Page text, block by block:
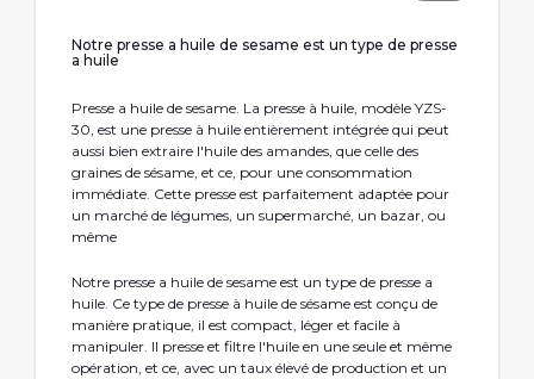
Notre presse a huile de sesame est un type de presse
a huile
Presse a huile de sesame. La presse à huile, modèle YZS-
30, est une presse à huile entièrement intégrée qui peut
aussi bien extraire l'huile des amandes, que celle des
graines de sésame, et ce, pour une consommation
immédiate. Cette presse est parfaitement adaptée pour
un marché de légumes, un supermarché, un bazar, ou
même
Notre presse a huile de sesame est un type de presse a
huile. Ce type de presse à huile de sésame est conçu de
manière pratique, il est compact, léger et facile à
manipuler. Il presse et filtre l'huile en une seule et même
opération, et ce, avec un taux élevé de production et un